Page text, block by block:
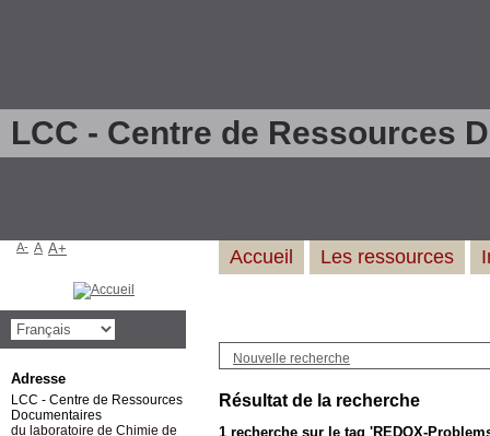
LCC - Centre de Ressources
Nouvelle recherche
Résultat de la recherche
1 recherche sur le tag 'REDOX-
Accueil Les ressources
A- A A+
Adresse
LCC - Centre de Ressources
Documentaires
du laboratoire de Chimie de